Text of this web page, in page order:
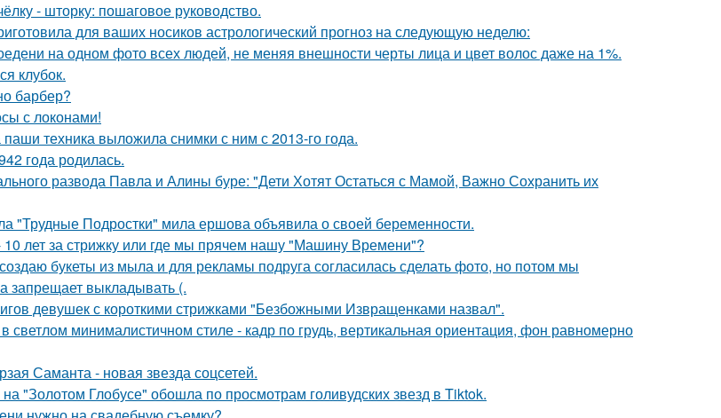
- шторку: пошаговое руководство.
для ваших носиков астрологический прогноз на следующую неделю:
на одном фото всех людей, не меняя внешности черты лица и цвет волос даже на 1%.
клубок.
барбер?
с локонами!
техника выложила снимки с ним с 2013-го года.
года родилась.
развода Павла и Алины буре: "Дети Хотят Остаться с Мамой, Важно Сохранить их
"Трудные Подростки" мила ершова объявила о своей беременности.
10 лет за стрижку или где мы прячем нашу "Машину Времени"?
букеты из мыла и для рекламы подруга согласилась сделать фото, но потом мы
запрещает выкладывать (.
девушек с короткими стрижками "Безбожными Извращенками назвал".
светлом минималистичном стиле - кадр по грудь, вертикальная ориентация, фон равномерно
Саманта - новая звезда соцсетей.
"Золотом Глобусе" обошла по просмотрам голивудских звезд в Tiktok.